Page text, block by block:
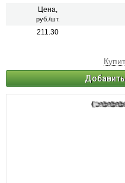
Цена,
руб./шт.
211.30